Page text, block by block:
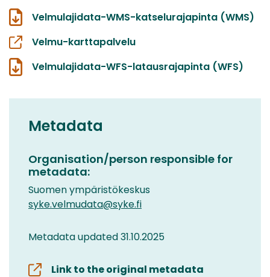
Velmulajidata-WMS-katselurajapinta (WMS)
Velmu-karttapalvelu
Velmulajidata-WFS-latausrajapinta (WFS)
Metadata
Organisation/person responsible for
metadata:
Suomen ympäristökeskus
syke.velmudata@syke.fi
Metadata updated 31.10.2025
Link to the original metadata